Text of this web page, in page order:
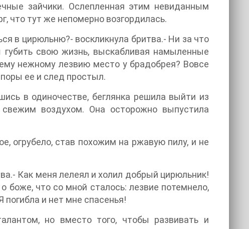
зайчики. Ослепленная этим невиданным
что тут же непомерно возгордилась.
в цирюльню?- воскликнула бритва.- Ни за что
свою жизнь, выскабливая намыленные
нежному лезвию место у брадобрея? Вовсе
ее и след простыл.
в одиночестве, беглянка решила выйти из
воздухом. Она осторожно выпустила
огрубело, став похожим на ржавую пилу, и не
Как меня лелеял и холил добрый цирюльник!
боже, что со мной сталось: лезвие потемнело,
погибла и нет мне спасенья!
но вместо того, чтобы развивать и